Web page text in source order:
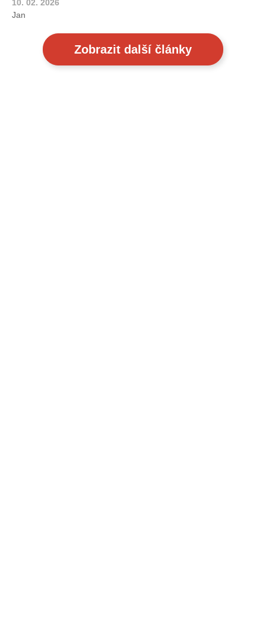
10. 02. 2026
Jan
Zobrazit další články